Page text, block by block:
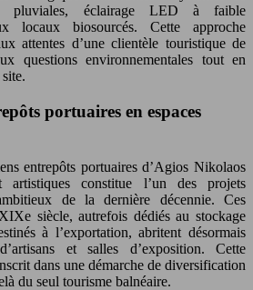
pluviales, éclairage LED à faible
locaux biosourcés. Cette approche
attentes d’une clientèle touristique de
questions environnementales tout en
portuaires en espaces
entrepôts portuaires d’Agios Nikolaos
artistiques constitue l’un des projets
de la dernière décennie. Ces
siècle, autrefois dédiés au stockage
à l’exportation, abritent désormais
et salles d’exposition. Cette
dans une démarche de diversification
du seul tourisme balnéaire.